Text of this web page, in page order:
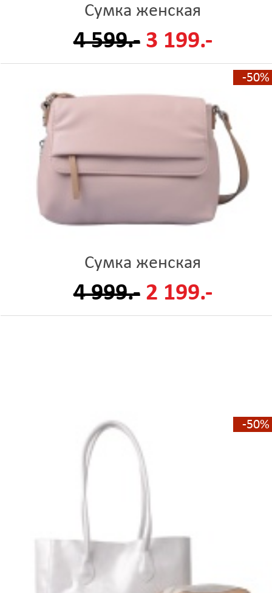
Сумка женская
4 599.- 3 199.-
-50%
Сумка женская
4 999.- 2 199.-
-50%